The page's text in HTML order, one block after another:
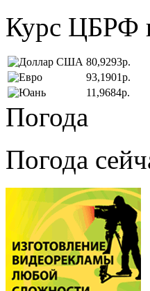
Курс ЦБРФ
80,9293р.
93,1901р.
11,9684р.
Погода
Погода